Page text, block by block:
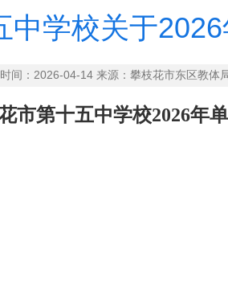
中学校关于
时间：2026-04-14 来源：攀枝花市东区教
市第十五中学校2026年